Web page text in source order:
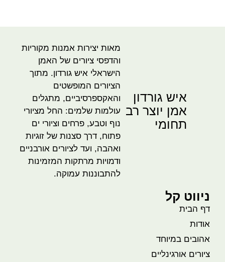
איש גורדון
אמן יוצר רב
תחומי
מאות יצירות אמנות מקוריות
והדפסי ציורים של האמן
הישראלי איש גורדון. מתוך
הציורים המופשטים
והאקספרסיביים, מתגלים
עולמות שלמים: החל מציורי
נוף וטבע, פרחים וציורי ים
פתוח, דרך סצנות של זוגיות
ואהבה, ועד לציורים אורבניים
ודמויות מרתקות המזמינות
להתבוננות עמוקה.
ניווט קל
דף הבית
אודות
אהובים במיוחד
ציורים אורגינליים